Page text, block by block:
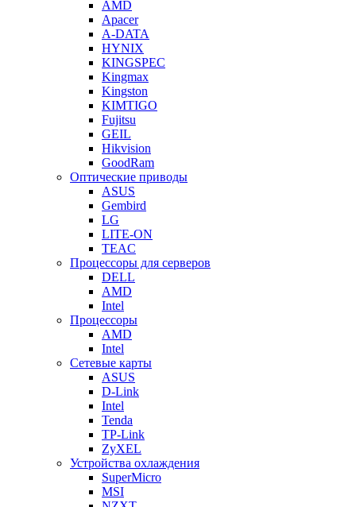
AMD
Apacer
A-DATA
HYNIX
KINGSPEC
Kingmax
Kingston
KIMTIGO
Fujitsu
GEIL
Hikvision
GoodRam
Оптические приводы
ASUS
Gembird
LG
LITE-ON
TEAC
Процессоры для серверов
DELL
AMD
Intel
Процессоры
AMD
Intel
Сетевые карты
ASUS
D-Link
Intel
Tenda
TP-Link
ZyXEL
Устройства охлаждения
SuperMicro
MSI